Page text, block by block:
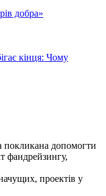
добра»
кінця: Чому
покликана допомогти
фандрейзингу,
проектів у